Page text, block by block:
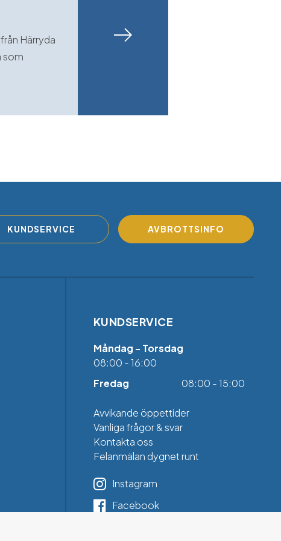
Härryda
som
KUNDSERVICE AVBROTTSINFO
KUNDSERVICE
Måndag - Torsdag
08:00 - 16:00
Fredag
08:00 - 15:00
Avvikande öppettider
Vanliga frågor & svar
Kontakta oss
Felanmälan dygnet runt
Instagram
Facebook